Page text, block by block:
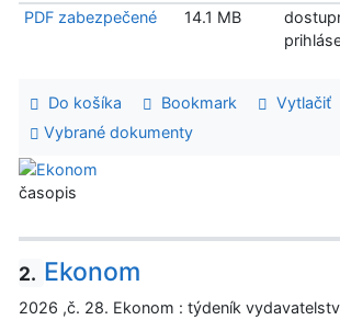
PDF zabezpečené
14.1 MB
Do košíka Bookmark
Vytlačiť
Vybrané dokumenty
časopis
2. Ekonom
2026 ,č. 28. Ekonom : týdeník